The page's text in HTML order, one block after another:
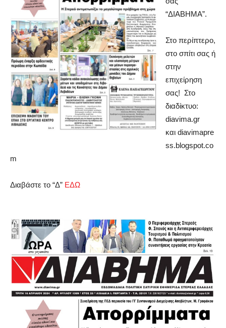
“ΔΙΑΒΗΜΑ”.
Στο περίπτερο,
στο σπίτι σας ή
στην
επιχείρηση
σας! Στο
διαδίκτυο:
diavima.gr
και diavimapre
ss.blogspot.co
m
Διαβάστε το “Δ” ΕΔΩ